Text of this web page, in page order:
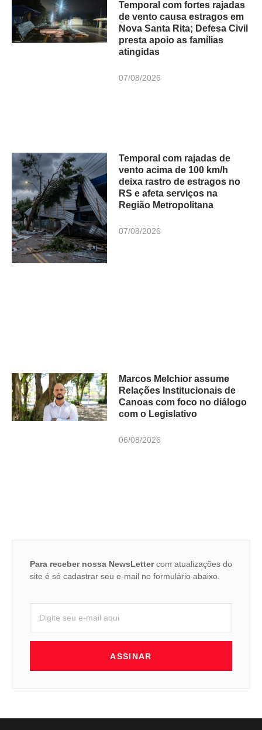
Temporal com fortes rajadas
de vento causa estragos em
Nova Santa Rita; Defesa Civil
presta apoio as famílias
atingidas
07/08/2026
Temporal com rajadas de
vento acima de 100 km/h
deixa rastro de estragos no
RS e afeta serviços na
Região Metropolitana
07/08/2026
Marcos Melchior assume
Relações Institucionais de
Canoas com foco no diálogo
com o Legislativo
06/08/2026
Para receber nossa NewsLettercom atualizações do
site é só cadastrar seu e-mail no formulário abaixo.
ASSINAR